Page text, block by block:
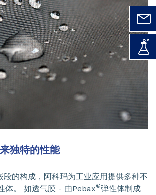
独特的性能
段的构成，阿科玛为工业应用提供多种不
体。 如透气膜 - 由Pebax®弹性体制成